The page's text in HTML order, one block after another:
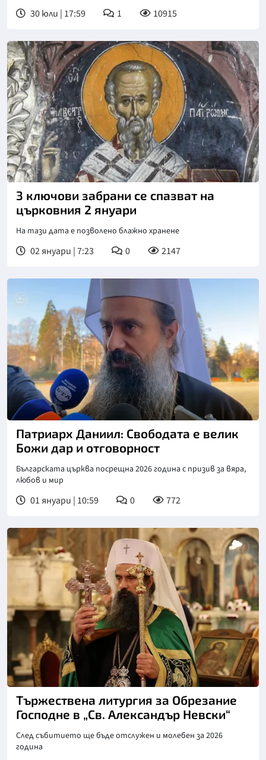
30 юли | 17:59 1 10915
3 ключови забрани се спазват на
църковния 2 януари
На тази дата е позволено блажно хранене
02 януари | 7:23 0 2147
Патриарх Даниил: Свободата е велик
Божи дар и отговорност
Българската църква посрещна 2026 година с призив за вяра,
любов и мир
01 януари | 10:59 0 772
Снимка: БПЦ
Тържествена литургия за Обрезание
Господне в „Св. Александър Невски“
След събитието ще бъде отслужен и молебен за 2026
година